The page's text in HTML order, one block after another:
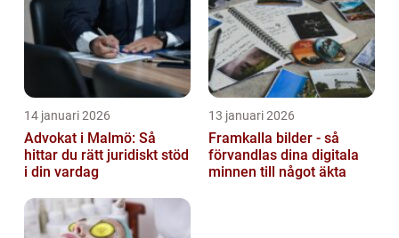
14 januari 2026
Advokat i Malmö: Så
hittar du rätt juridiskt stöd
i din vardag
13 januari 2026
Framkalla bilder - så
förvandlas dina digitala
minnen till något äkta